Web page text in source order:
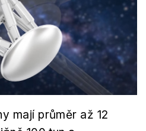
mají průměr až 12